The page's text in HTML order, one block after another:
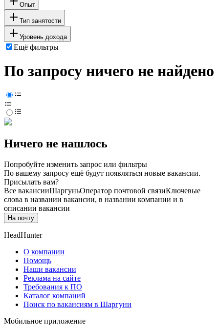
Опыт
Тип занятости
Уровень дохода
Ещё фильтры
По запросу ничего не найдено
Ничего не нашлось
Попробуйте изменить запрос или фильтры
По вашему запросу ещё будут появляться новые вакансии.
Присылать вам?
Все вакансииШаргуньОператор почтовой связиКлючевые
слова в названии вакансии, в названии компании и в
описании вакансии
На почту
HeadHunter
О компании
Помощь
Наши вакансии
Реклама на сайте
Требования к ПО
Каталог компаний
Поиск по вакансиям в Шаргуни
Мобильное приложение